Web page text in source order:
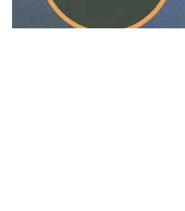
الحمرة وهو أجود أنواعه، ويمتاز بكبر
الحجم ويسمى الش